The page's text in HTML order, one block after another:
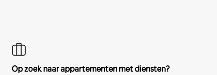
Op zoek naar appartementen met diensten?